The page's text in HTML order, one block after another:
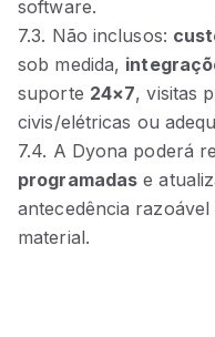
software.
7.3. Não inclusos:
sob medida,
suporte 24×7, visitas
civis/elétricas ou
7.4. A Dyona poderá
programadas e
antecedência
material.